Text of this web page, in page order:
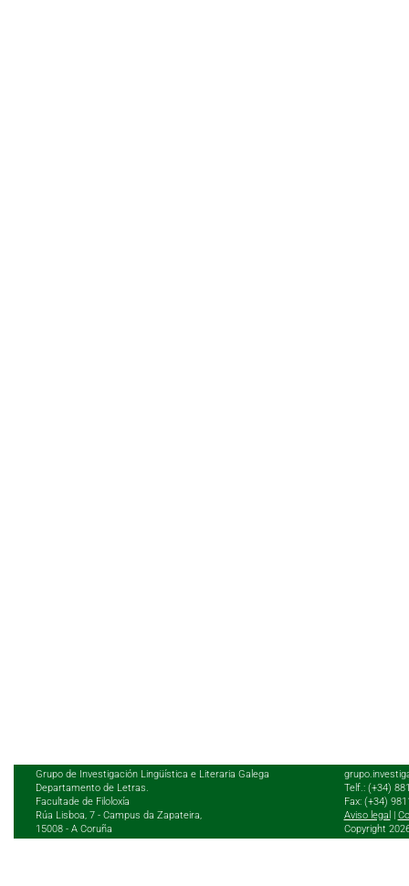
Grupo de Investigación Lingüística e Literaria Galega
Departamento de Letras.
Facultade de Filoloxía
Rúa Lisboa, 7 - Campus da Zapateira,
15008 - A Coruña
Telf.: (+34)
Fax: (+34)
Aviso legal
Copyright